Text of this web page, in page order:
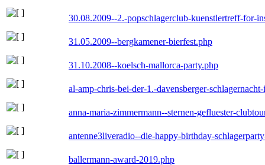
30.08.2009--2.-popschlagerclub-kuenstlertreff-for-
31.05.2009--bergkamener-bierfest.php
31.10.2008--koelsch-mallorca-party.php
al-amp-chris-bei-der-1.-davensberger-
anna-maria-zimmermann--sternen-gefluester-
antenne3liveradio--die-happy-birthday-
ballermann-award-2019.php